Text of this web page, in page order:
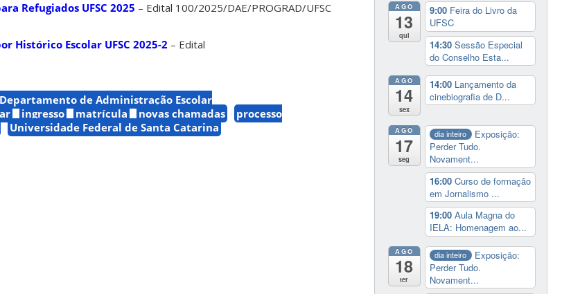
Refugiados UFSC 2025 – Edital 100/2025/DAE/PROGRAD/UFSC
Histórico Escolar UFSC 2025-2 – Edital
Departamento de Administração Escolar
ingresso matrícula novas chamadas
processo
Universidade Federal de Santa Catarina
AGO
13
qui
9:00 Feira do Livro da
UFSC
14:30 Sessão Especial
do Conselho Esta...
AGO
14
sex
14:00 Lançamento da
cinebiografia de D...
AGO
17
seg
dia inteiro
Exposição:
Perder Tudo.
Novament...
16:00 Curso de formação
em Jornalismo ...
19:00 Aula Magna do
IELA: Homenagem ao...
AGO
18
ter
dia inteiro
Exposição:
Perder Tudo.
Novament...